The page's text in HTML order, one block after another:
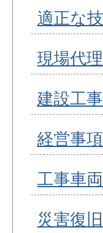
適正な
現場代
建設工
経営事
工事車
災害復